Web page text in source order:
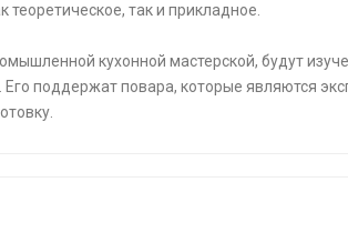
так и прикладное.
кухонной мастерской, будут
поддержат повара, которые являются